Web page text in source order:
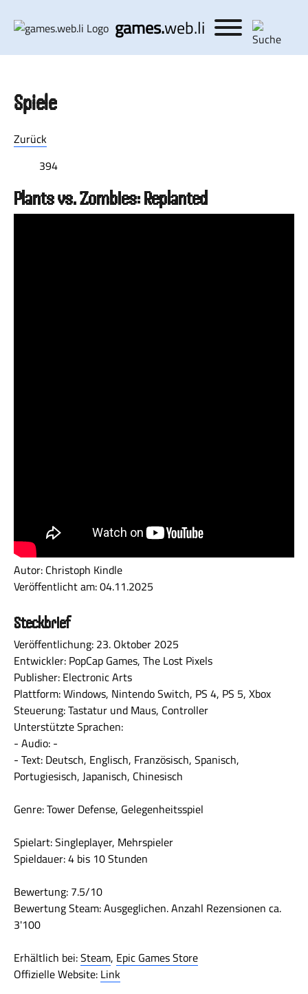
games.web.li
Spiele
Zurück
394
Plants vs. Zombies: Replanted
Autor: Christoph Kindle
Veröffentlicht am: 04.11.2025
Steckbrief
Veröffentlichung: 23. Oktober 2025
Entwickler: PopCap Games, The Lost Pixels
Publisher: Electronic Arts
Plattform: Windows, Nintendo Switch, PS 4, PS 5, Xbox
Steuerung: Tastatur und Maus, Controller
Unterstützte Sprachen:
- Audio: -
- Text: Deutsch, Englisch, Französisch, Spanisch,
Portugiesisch, Japanisch, Chinesisch
Genre: Tower Defense, Gelegenheitsspiel
Spielart: Singleplayer, Mehrspieler
Spieldauer: 4 bis 10 Stunden
Bewertung: 7.5/10
Bewertung Steam: Ausgeglichen. Anzahl Rezensionen ca.
3'100
Erhältlich bei:Steam, Epic Games Store
Offizielle Website: Link